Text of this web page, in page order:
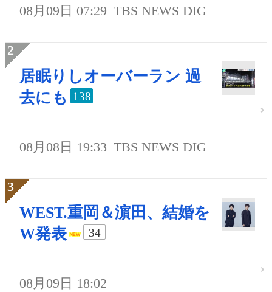
08月09日 07:29 TBS NEWS DIG
居眠りしオーバーラン 過
去にも
138
08月08日 19:33 TBS NEWS DIG
WEST.重岡＆濵田、結婚を
W発表
34
08月09日 18:02